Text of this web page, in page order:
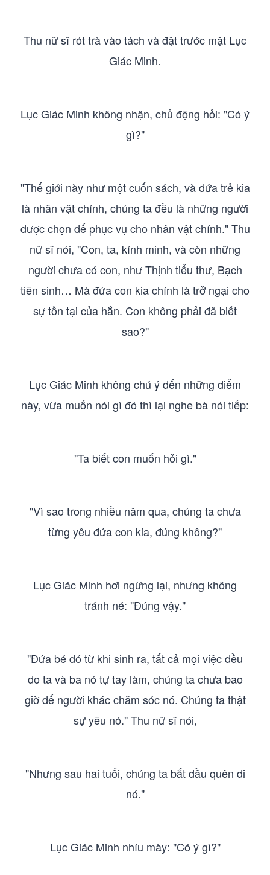
Thu nữ sĩ rót trà vào tách và đặt trước mặt Lục
Giác Minh.
Lục Giác Minh không nhận, chủ động hỏi: "Có ý
gì?"
"Thế giới này như một cuốn sách, và đứa trẻ kia
là nhân vật chính, chúng ta đều là những người
được chọn để phục vụ cho nhân vật chính." Thu
nữ sĩ nói, "Con, ta, kính minh, và còn những
người chưa có con, như Thịnh tiểu thư, Bạch
tiên sinh… Mà đứa con kia chính là trở ngại cho
sự tồn tại của hắn. Con không phải đã biết
sao?"
Lục Giác Minh không chú ý đến những điểm
này, vừa muốn nói gì đó thì lại nghe bà nói tiếp:
"Ta biết con muốn hỏi gì."
"Vì sao trong nhiều năm qua, chúng ta chưa
từng yêu đứa con kia, đúng không?"
Lục Giác Minh hơi ngừng lại, nhưng không
tránh né: "Đúng vậy."
"Đứa bé đó từ khi sinh ra, tất cả mọi việc đều
do ta và ba nó tự tay làm, chúng ta chưa bao
giờ để người khác chăm sóc nó. Chúng ta thật
sự yêu nó." Thu nữ sĩ nói,
"Nhưng sau hai tuổi, chúng ta bắt đầu quên đi
nó."
Lục Giác Minh nhíu mày: "Có ý gì?"